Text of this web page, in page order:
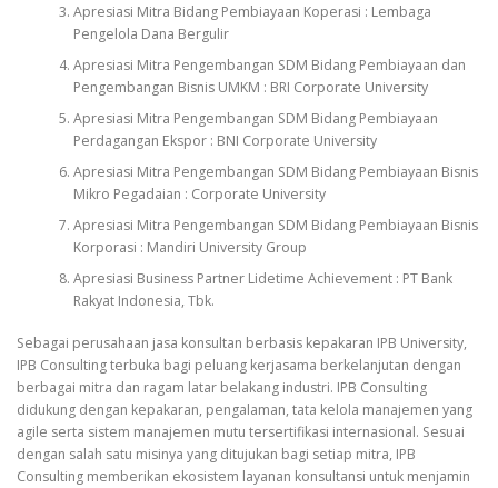
Apresiasi Mitra Bidang Pembiayaan Koperasi : Lembaga
Pengelola Dana Bergulir
Apresiasi Mitra Pengembangan SDM Bidang Pembiayaan dan
Pengembangan Bisnis UMKM : BRI Corporate University
Apresiasi Mitra Pengembangan SDM Bidang Pembiayaan
Perdagangan Ekspor : BNI Corporate University
Apresiasi Mitra Pengembangan SDM Bidang Pembiayaan Bisnis
Mikro Pegadaian : Corporate University
Apresiasi Mitra Pengembangan SDM Bidang Pembiayaan Bisnis
Korporasi : Mandiri University Group
Apresiasi Business Partner Lidetime Achievement : PT Bank
Rakyat Indonesia, Tbk.
Sebagai perusahaan jasa konsultan berbasis kepakaran IPB University,
IPB Consulting terbuka bagi peluang kerjasama berkelanjutan dengan
berbagai mitra dan ragam latar belakang industri. IPB Consulting
didukung dengan kepakaran, pengalaman, tata kelola manajemen yang
agile serta sistem manajemen mutu tersertifikasi internasional. Sesuai
dengan salah satu misinya yang ditujukan bagi setiap mitra, IPB
Consulting memberikan ekosistem layanan konsultansi untuk menjamin